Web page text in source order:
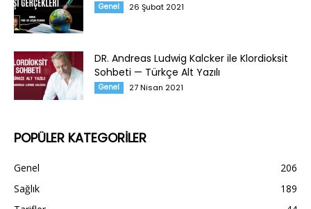
Genel 26 Şubat 2021
DR. Andreas Ludwig Kalcker ile Klordioksit
Sohbeti — Türkçe Alt Yazılı
Genel 27 Nisan 2021
POPÜLER KATEGORİLER
Genel
206
Sağlık
189